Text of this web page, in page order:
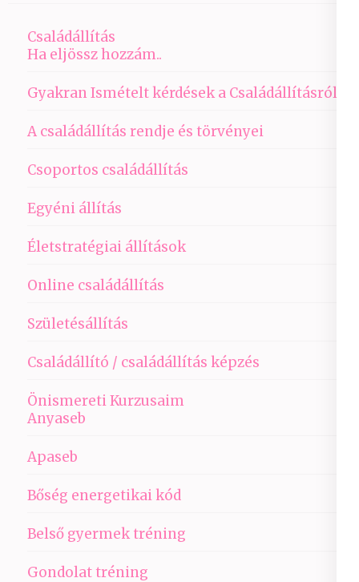
Családállítás
Ha eljössz hozzám..
Gyakran Ismételt kérdések a Családállításról
A családállítás rendje és törvényei
Csoportos családállítás
Egyéni állítás
Életstratégiai állítások
Online családállítás
Születésállítás
Családállító / családállítás képzés
Önismereti Kurzusaim
Anyaseb
Apaseb
Bőség energetikai kód
Belső gyermek tréning
Gondolat tréning